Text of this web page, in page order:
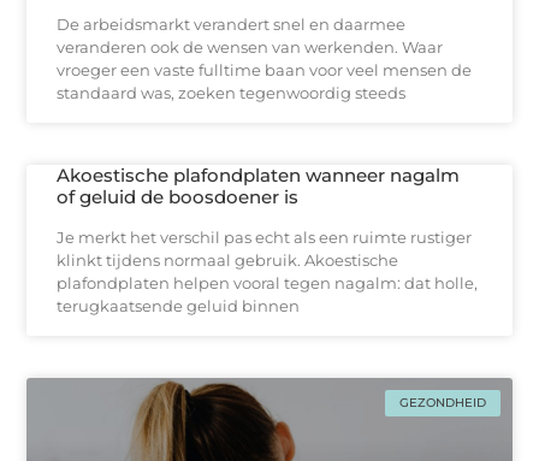
De arbeidsmarkt verandert snel en daarmee
veranderen ook de wensen van werkenden. Waar
vroeger een vaste fulltime baan voor veel mensen de
standaard was, zoeken tegenwoordig steeds
Akoestische plafondplaten wanneer nagalm
of geluid de boosdoener is
Je merkt het verschil pas echt als een ruimte rustiger
klinkt tijdens normaal gebruik. Akoestische
plafondplaten helpen vooral tegen nagalm: dat holle,
terugkaatsende geluid binnen
GEZONDHEID